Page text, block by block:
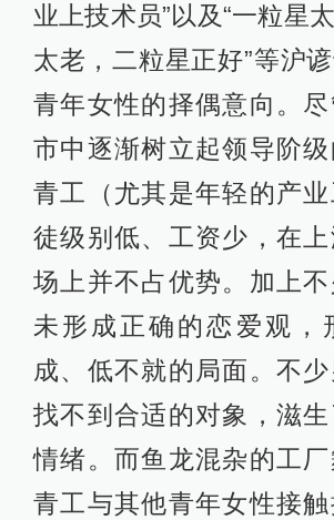
业上技术员”以及“一粒星
太老，二粒星正好”等沪
青年女性的择偶意向。
市中逐渐树立起领导阶
青工（尤其是年轻的产
徒级别低、工资少，在
场上并不占优势。加上
未形成正确的恋爱观，
成、低不就的局面。不
找不到合适的对象，滋
情绪。而鱼龙混杂的工
青工与其他青年女性接